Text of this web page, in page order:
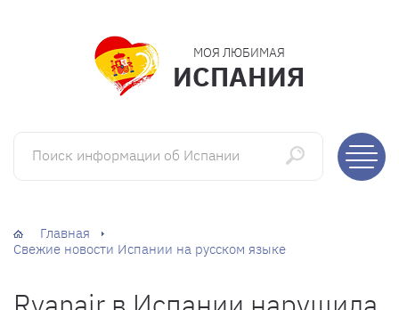
МОЯ ЛЮБИМАЯ
ИСПАНИЯ
Поиск информации об Испании
Главная
Свежие новости Испании на русском языке